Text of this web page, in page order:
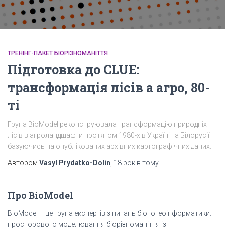
ТРЕНІНГ-ПАКЕТ БІОРІЗНОМАНІТТЯ
Підготовка до CLUE:
трансформація лісів а агро, 80-
ті
Група BioModel реконструювала трансформацію природніх
лісів в агроландшафти протягом 1980-х в Україні та Білорусії
базуючись на опублікованих архівних картографічних даних.
Автором Vasyl Prydatko-Dolin 18 років тому
Про BioModel
BioModel – це група експертів з питань біотогеоінформатики:
просторового моделювання біорізноманіття із